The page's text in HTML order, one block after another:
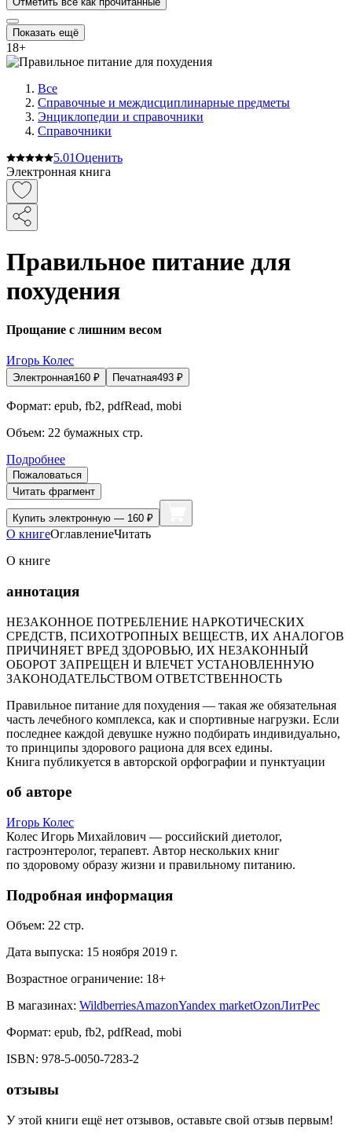
Показать ещё
18+
Все
Справочные и междисциплинарные предметы
Энциклопедии и справочники
Справочники
5.01Оценить
Электронная книга
Правильное питание для
похудения
Прощание с лишним весом
Игорь Колес
Электронная160 ₽ Печатная493 ₽
Формат: epub, fb2, pdfRead, mobi
Объем: 22 бумажных стр.
Подробнее
Пожаловаться
Читать фрагмент
Купить электронную — 160 ₽
О книгеОглавлениеЧитать
О книге
аннотация
НЕЗАКОННОЕ ПОТРЕБЛЕНИЕ НАРКОТИЧЕСКИХ
СРЕДСТВ, ПСИХОТРОПНЫХ ВЕЩЕСТВ, ИХ АНАЛОГОВ
ПРИЧИНЯЕТ ВРЕД ЗДОРОВЬЮ, ИХ НЕЗАКОННЫЙ
ОБОРОТ ЗАПРЕЩЕН И ВЛЕЧЕТ УСТАНОВЛЕННУЮ
ЗАКОНОДАТЕЛЬСТВОМ ОТВЕТСТВЕННОСТЬ
Правильное питание для похудения — такая же обязательная
часть лечебного комплекса, как и спортивные нагрузки. Если
последнее каждой девушке нужно подбирать индивидуально,
то принципы здорового рациона для всех едины.
Книга публикуется в авторской орфографии и пунктуации
об авторе
Игорь Колес
Колес Игорь Михайлович — российский диетолог,
гастроэнтеролог, терапевт. Автор нескольких книг
по здоровому образу жизни и правильному питанию.
Подробная информация
Объем: 22 стр.
Дата выпуска: 15 ноября 2019 г.
Возрастное ограничение: 18+
В магазинах: WildberriesAmazonYandex marketOzonЛитРес
Формат: epub, fb2, pdfRead, mobi
ISBN: 978-5-0050-7283-2
отзывы
У этой книги ещё нет отзывов, оставьте свой отзыв первым!